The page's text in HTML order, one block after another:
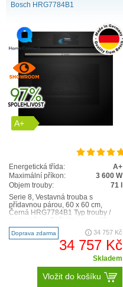
Bosch HRG7784B1
A+
Energetická třída:
A+
Maximální příkon:
3 600 W
Objem trouby:
71 l
Serie 8, Vestavná trouba s
přídavnou párou, 60 x 60 cm,
Černá HRG7784B1 Typ trouby /
druhy ohřevu: 4D horký vzd..
Doprava zdarma 34 757 Kč
34 757 Kč
Skladem
Vložit do košíku